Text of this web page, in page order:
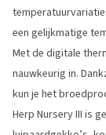
een gelijkmatige
Met de digitale
nauwkeurig in.
kun je het
Herp Nursery III is